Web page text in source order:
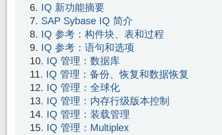
IQ 新功能摘要
SAP Sybase IQ 简介
IQ 参考：构件块、表和过程
IQ 参考：语句和选项
IQ 管理：数据库
IQ 管理：备份、恢复和数据恢复
IQ 管理：全球化
IQ 管理：内存行级版本控制
IQ 管理：装载管理
IQ 管理：Multiplex